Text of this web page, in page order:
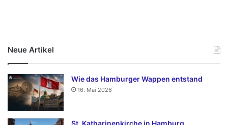
Neue Artikel
Wie das Hamburger Wappen entstand
16. Mai 2026
St. Katharinenkirche in Hamburg